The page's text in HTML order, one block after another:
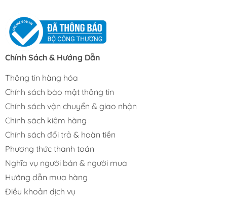
Chính Sách & Hướng Dẫn
Thông tin hàng hóa
Chính sách bảo mật thông tin
Chính sách vận chuyển & giao nhận
Chính sách kiểm hàng
Chính sách đổi trả & hoàn tiền
Phương thức thanh toán
Nghĩa vụ người bán & người mua
Hướng dẫn mua hàng
Điều khoản dịch vụ